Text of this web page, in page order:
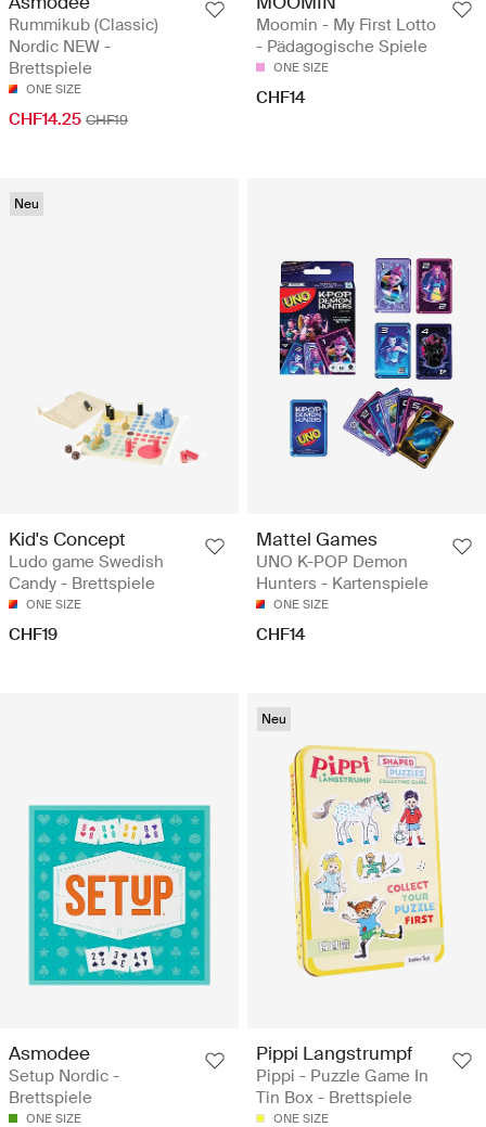
Rummikub (Classic)
Nordic NEW -
Brettspiele
ONE SIZE
CHF14.25 CHF19
Moomin - My First Lotto
- Pädagogische Spiele
ONE SIZE
CHF14
Neu
Kid's Concept
Ludo game Swedish
Candy - Brettspiele
ONE SIZE
CHF19
Mattel Games
UNO K-POP Demon
Hunters - Kartenspiele
ONE SIZE
CHF14
Asmodee
Setup Nordic -
Brettspiele
ONE SIZE
Neu
Pippi Langstrumpf
Pippi - Puzzle Game In
Tin Box - Brettspiele
ONE SIZE